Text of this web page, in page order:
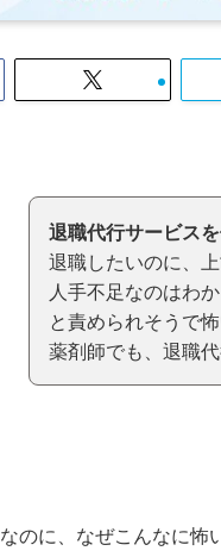
退職代行サービス
退職したいのに、
人手不足なのはわ
と責められそうで怖
薬剤師でも、退職
のに、なぜこんなに怖